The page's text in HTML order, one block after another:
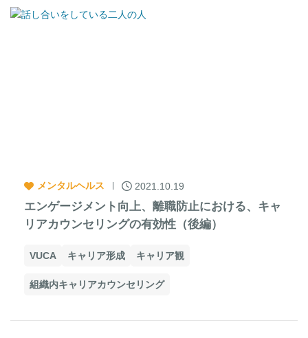
メンタルヘルス 2021.10.19
エンゲージメント向上、離職防止における、キャ
リアカウンセリングの有効性（後編）
VUCA キャリア形成 キャリア観
組織内キャリアカウンセリング